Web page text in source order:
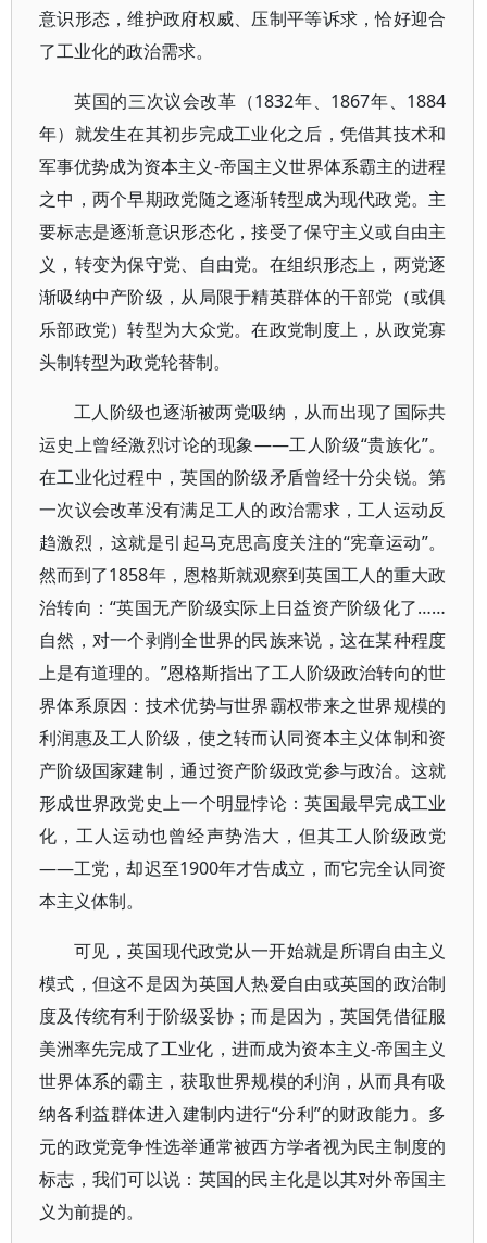
意识形态，维护政府权威、压制平等诉求，恰好迎合
了工业化的政治需求。
英国的三次议会改革（1832年、1867年、1884
年）就发生在其初步完成工业化之后，凭借其技术和
军事优势成为资本主义-帝国主义世界体系霸主的进程
之中，两个早期政党随之逐渐转型成为现代政党。主
要标志是逐渐意识形态化，接受了保守主义或自由主
义，转变为保守党、自由党。在组织形态上，两党逐
渐吸纳中产阶级，从局限于精英群体的干部党（或俱
乐部政党）转型为大众党。在政党制度上，从政党寡
头制转型为政党轮替制。
工人阶级也逐渐被两党吸纳，从而出现了国际共
运史上曾经激烈讨论的现象——工人阶级“贵族化”。
在工业化过程中，英国的阶级矛盾曾经十分尖锐。第
一次议会改革没有满足工人的政治需求，工人运动反
趋激烈，这就是引起马克思高度关注的“宪章运动”。
然而到了1858年，恩格斯就观察到英国工人的重大政
治转向：“英国无产阶级实际上日益资产阶级化了……
自然，对一个剥削全世界的民族来说，这在某种程度
上是有道理的。”恩格斯指出了工人阶级政治转向的世
界体系原因：技术优势与世界霸权带来之世界规模的
利润惠及工人阶级，使之转而认同资本主义体制和资
产阶级国家建制，通过资产阶级政党参与政治。这就
形成世界政党史上一个明显悖论：英国最早完成工业
化，工人运动也曾经声势浩大，但其工人阶级政党
——工党，却迟至1900年才告成立，而它完全认同资
本主义体制。
可见，英国现代政党从一开始就是所谓自由主义
模式，但这不是因为英国人热爱自由或英国的政治制
度及传统有利于阶级妥协；而是因为，英国凭借征服
美洲率先完成了工业化，进而成为资本主义-帝国主义
世界体系的霸主，获取世界规模的利润，从而具有吸
纳各利益群体进入建制内进行“分利”的财政能力。多
元的政党竞争性选举通常被西方学者视为民主制度的
标志，我们可以说：英国的民主化是以其对外帝国主
义为前提的。